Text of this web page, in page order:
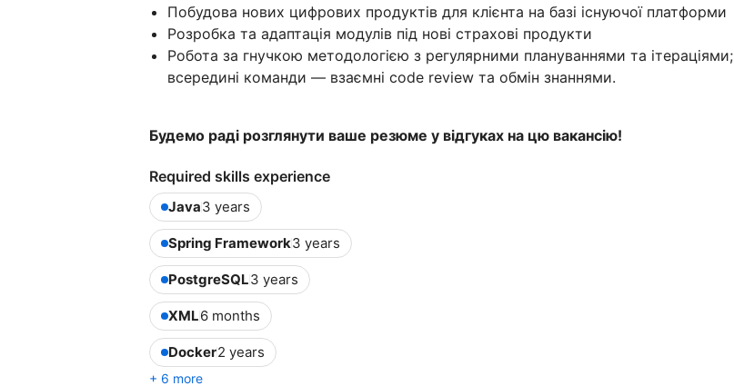
Побудова нових цифрових продуктів для клієнта на базі існуючої платформи
Розробка та адаптація модулів під нові страхові продукти
Робота за гнучкою методологією з регулярними плануваннями та ітераціями;
всередині команди — взаємні code review та обмін знаннями.
Будемо раді розглянути ваше резюме у відгуках на цю вакансію!
Required skills experience
Java3 years
Spring Framework3 years
PostgreSQL3 years
XML6 months
Docker2 years
+ 6 more